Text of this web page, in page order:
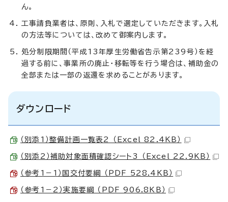
ん。
工事請負業者は、原則、入札で選定していただきます。入札
の方法等については、改めて御案内します。
処分制限期間（平成13年厚生労働省告示第239号）を経
過する前に、事業所の廃止・移転等を行う場合は、補助金の
全部または一部の返還を求めることがあります。
ダウンロード
（別添1）整備計画一覧表2 （Excel 82.4KB）
（別添2）補助対象面積確認シート3 （Excel 22.9KB）
（参考1－1）国交付要綱 （PDF 528.4KB）
（参考1－2）実施要綱 （PDF 906.8KB）